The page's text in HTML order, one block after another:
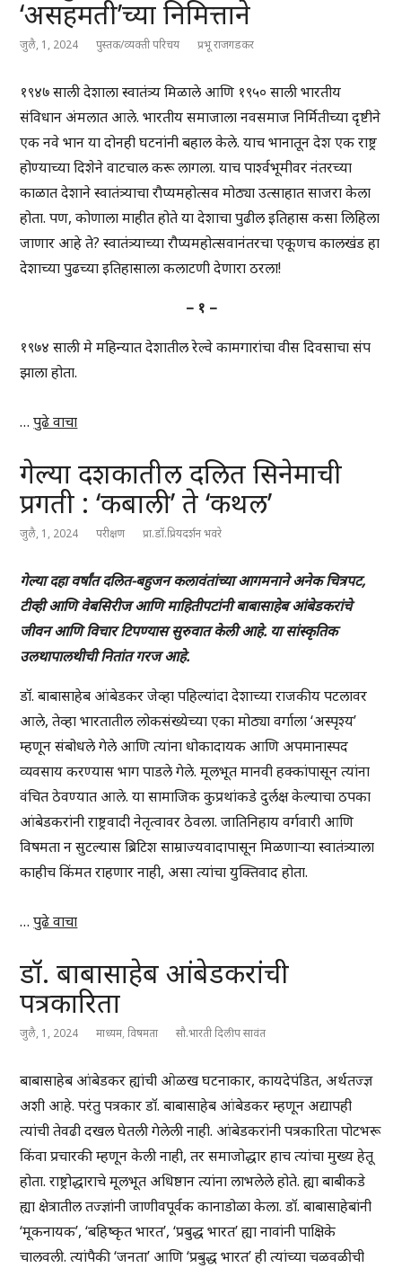
‘असहमती’च्या निमित्ताने
जुलै, 1, 2024 पुस्तक/व्यक्ती परिचय प्रभू राजगडकर
१९४७ साली देशाला स्वातंत्र्य मिळाले आणि १९५० साली भारतीय
संविधान अंमलात आले. भारतीय समाजाला नवसमाज निर्मितीच्या दृष्टीने
एक नवे भान या दोनही घटनांनी बहाल केले. याच भानातून देश एक राष्ट्र
होण्याच्या दिशेने वाटचाल करू लागला. याच पार्श्वभूमीवर नंतरच्या
काळात देशाने स्वातंत्र्याचा रौप्यमहोत्सव मोठ्या उत्साहात साजरा केला
होता. पण, कोणाला माहीत होते या देशाचा पुढील इतिहास कसा लिहिला
जाणार आहे ते? स्वातंत्र्याच्या रौप्यमहोत्सवानंतरचा एकूणच कालखंड हा
देशाच्या पुढच्या इतिहासाला कलाटणी देणारा ठरला!
– १ –
१९७४ साली मे महिन्यात देशातील रेल्वे कामगारांचा वीस दिवसाचा संप
झाला होता.
…पुढे वाचा
गेल्या दशकातील दलित सिनेमाची
प्रगती : ‘कबाली’ ते ‘कथल’
जुलै, 1, 2024 परीक्षण प्रा.डॉ.प्रियदर्शन भवरे
गेल्या दहा वर्षांत दलित-बहुजन कलावंतांच्या आगमनाने अनेक चित्रपट,
टीव्ही आणि वेबसिरीज आणि माहितीपटांनी बाबासाहेब आंबेडकरांचे
जीवन आणि विचार टिपण्यास सुरुवात केली आहे. या सांस्कृतिक
उलथापालथीची नितांत गरज आहे.
डॉ. बाबासाहेब आंबेडकर जेव्हा पहिल्यांदा देशाच्या राजकीय पटलावर
आले, तेव्हा भारतातील लोकसंख्येच्या एका मोठ्या वर्गाला ‘अस्पृश्य’
म्हणून संबोधले गेले आणि त्यांना धोकादायक आणि अपमानास्पद
व्यवसाय करण्यास भाग पाडले गेले. मूलभूत मानवी हक्कांपासून त्यांना
वंचित ठेवण्यात आले. या सामाजिक कुप्रथांकडे दुर्लक्ष केल्याचा ठपका
आंबेडकरांनी राष्ट्रवादी नेतृत्वावर ठेवला. जातिनिहाय वर्गवारी आणि
विषमता न सुटल्यास ब्रिटिश साम्राज्यवादापासून मिळणाऱ्या स्वातंत्र्याला
काहीच किंमत राहणार नाही, असा त्यांचा युक्तिवाद होता.
…पुढे वाचा
डॉ. बाबासाहेब आंबेडकरांची
पत्रकारिता
जुलै, 1, 2024 माध्यम,विषमता सौ.भारती दिलीप सावंत
बाबासाहेब आंबेडकर ह्यांची ओळख घटनाकार, कायदेपंडित, अर्थतज्ज्ञ
अशी आहे. परंतु पत्रकार डॉ. बाबासाहेब आंबेडकर म्हणून अद्यापही
त्यांची तेवढी दखल घेतली गेलेली नाही. आंबेडकरांनी पत्रकारिता पोटभरू
किंवा प्रचारकी म्हणून केली नाही, तर समाजोद्धार हाच त्यांचा मुख्य हेतू
होता. राष्ट्रोद्धाराचे मूलभूत अधिष्ठान त्यांना लाभलेले होते. ह्या बाबीकडे
ह्या क्षेत्रातील तज्ज्ञांनी जाणीवपूर्वक कानाडोळा केला. डॉ. बाबासाहेबांनी
‘मूकनायक’, ‘बहिष्कृत भारत’, ‘प्रबुद्ध भारत’ ह्या नावांनी पाक्षिके
चालवली. त्यांपैकी ‘जनता’ आणि ‘प्रबुद्ध भारत’ ही त्यांच्या चळवळीची